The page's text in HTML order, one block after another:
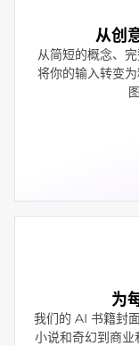
从创
从简短的概念、
将你的输入转变
为
我们的 AI 书籍封
小说和奇幻到商